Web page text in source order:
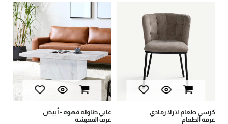
كرسي طعام لارلا رمادي
غرفة الطعام
غابي طاولة قهوة - أبيض
غرف المعيشة